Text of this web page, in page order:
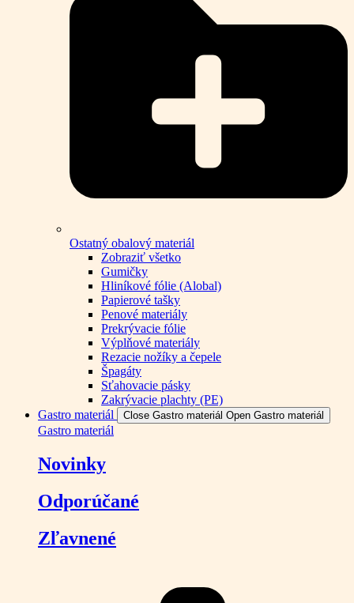
Ostatný obalový materiál
Zobraziť všetko
Gumičky
Hliníkové fólie (Alobal)
Papierové tašky
Penové materiály
Prekrývacie fólie
Výplňové materiály
Rezacie nožíky a čepele
Špagáty
Sťahovacie pásky
Zakrývacie plachty (PE)
Gastro materiál
Close Gastro materiál Open Gastro materiál
Gastro materiál
Novinky
Odporúčané
Zľavnené